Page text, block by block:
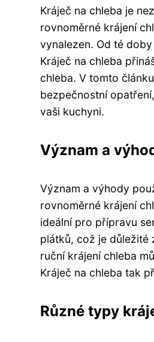
Kráječ na chleba je
rovnoměrné krájení
vynalezen. Od té
Kráječ na chleba
chleba. V tomto
bezpečnostní
vaši kuchyni.
Význam a
Význam a výhody
rovnoměrné krájení
ideální pro přípravu
plátků, což je důležité
ruční krájení chleba
Kráječ na chleba tak
Různé typy